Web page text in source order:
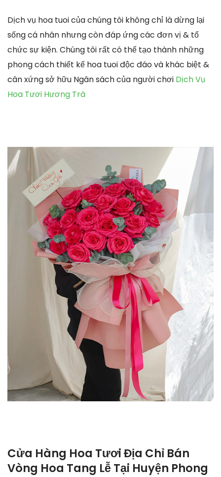
Dịch vụ hoa tuoi của chúng tôi không chỉ là dừng lại
sống cá nhân nhưng còn đáp ứng các đơn vị & tổ
chức sự kiện. Chúng tôi rất có thể tạo thành những
phong cách thiết kế hoa tuoi độc đáo và khác biệt &
cân xứng sở hữu Ngân sách của người chơi Dịch Vụ
Hoa Tươi Hương Trà
Cửa Hàng Hoa Tươi Địa Chỉ Bán
Vòng Hoa Tang Lễ Tại Huyện Phong